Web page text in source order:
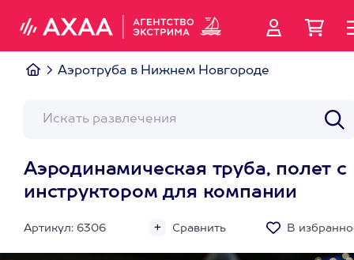
Аэротруба в Нижнем Новгороде
Аэродинамическая труба, полет с
инструктором для компании
Артикул: 6306 Сравнить В